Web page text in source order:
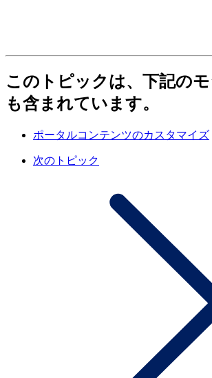
このトピックは、下記の
も含まれています。
ポータルコンテンツのカスタマイズ
次のトピック